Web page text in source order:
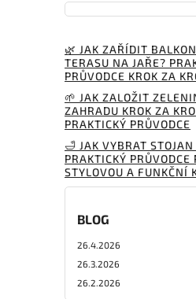
🌿 JAK ZAŘÍDIT
TERASU NA JAŘE?
PRŮVODCE KROK ZA
🌱 JAK ZALOŽIT
ZAHRADU KROK ZA
PRAKTICKÝ PRŮVODCE
🛁 JAK VYBRAT
PRAKTICKÝ PRŮVODCE
STYLOVOU A FUNKČNÍ
BLOG
26.4.2026
26.3.2026
26.2.2026